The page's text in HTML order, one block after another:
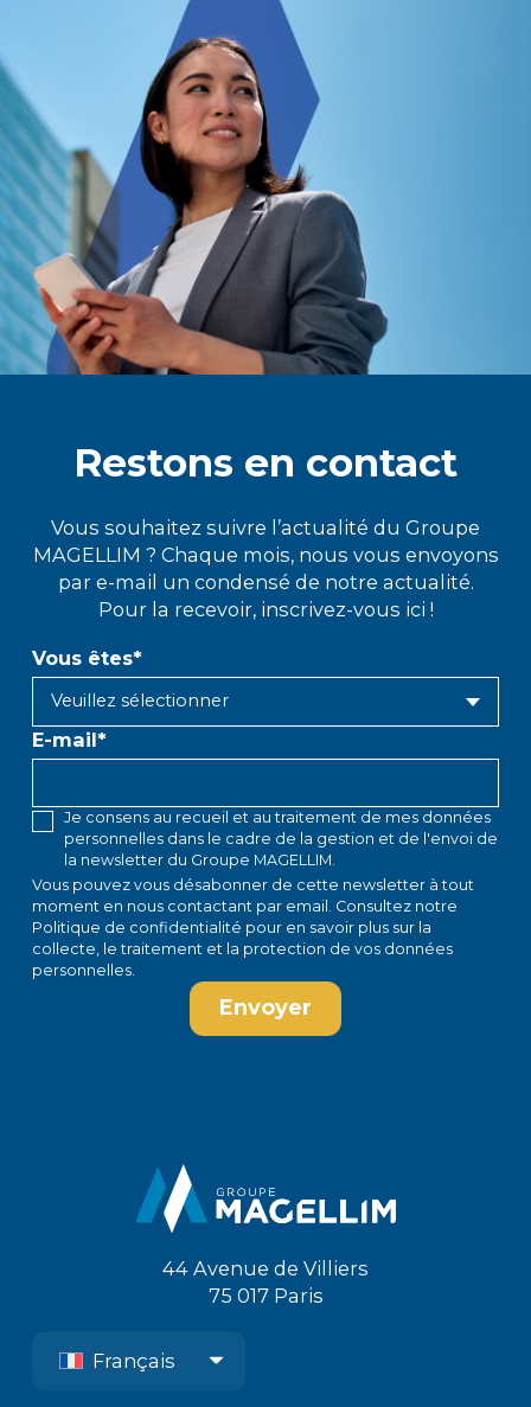
Restons en contact
Vous souhaitez suivre l’actualité du Groupe
MAGELLIM ? Chaque mois, nous vous envoyons
par e-mail un condensé de notre actualité.
Pour la recevoir, inscrivez-vous ici !
Vous êtes*
E-mail*
Je consens au recueil et au traitement de mes données
personnelles dans le cadre de la gestion et de l'envoi de
la newsletter du Groupe MAGELLIM.
Vous pouvez vous désabonner de cette newsletter à tout
moment en nous contactant par email
. Consultez notre
Politique de confidentialité pour en savoir plus sur la
collecte, le traitement et la protection de vos données
personnelles.
44 Avenue de Villiers
75 017 Paris
Français